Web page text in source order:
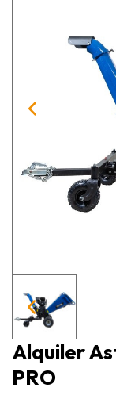
Alquiler
PRO